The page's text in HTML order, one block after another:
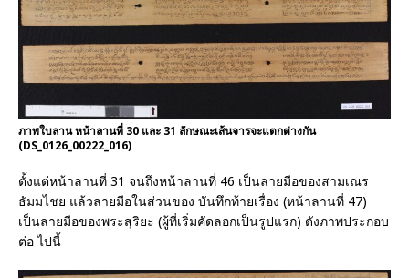
ภาพใบลาน หน้าลานที่ 30 และ 31 ลักษณะเส้นจารจะแตกต่างกัน
(DS_0126_00222_016)
ตั้งแต่หน้าลานที่ 31 จนถึงหน้าลานที่ 46 เป็นลายมือของสามเณร
ธัมมไชย แล้วลายมือในส่วนของ บันทึกท้ายเรื่อง (หน้าลานที่ 47)
เป็นลายมือของพระสุริยะ (ผู้ที่เริ่มคัดลอกเป็นรูปแรก) ดังภาพประกอบ
ต่อ ไปนี้